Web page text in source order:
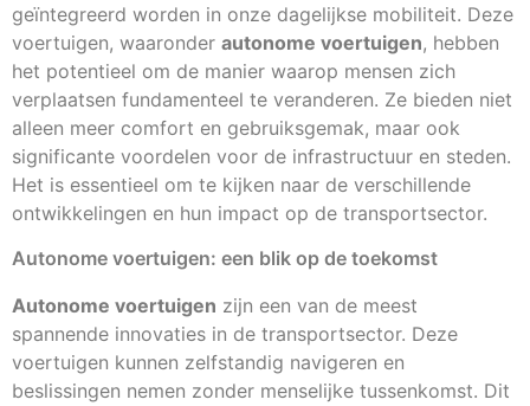
geïntegreerd worden in onze dagelijkse mobiliteit. Deze
voertuigen, waaronder autonome voertuigen, hebben
het potentieel om de manier waarop mensen zich
verplaatsen fundamenteel te veranderen. Ze bieden niet
alleen meer comfort en gebruiksgemak, maar ook
significante voordelen voor de infrastructuur en steden.
Het is essentieel om te kijken naar de verschillende
ontwikkelingen en hun impact op de transportsector.
Autonome voertuigen: een blik op de toekomst
Autonome voertuigen zijn een van de meest
spannende innovaties in de transportsector. Deze
voertuigen kunnen zelfstandig navigeren en
beslissingen nemen zonder menselijke tussenkomst. Dit